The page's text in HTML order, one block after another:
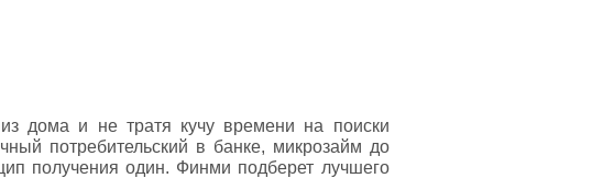
дома и не тратя кучу времени на поиски
потребительский в банке, микрозайм до
получения один. Финми подберет лучшего